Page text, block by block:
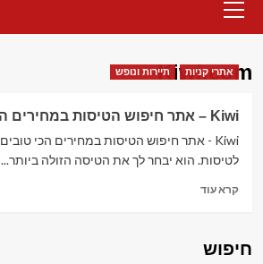
Menu
Kiwi.com
אתרי קניות תיירות ונופש
Kiwi – אתר חיפוש הטיסות במחירים הכי טובים
לטיסות. הוא יבחר לך את הטיסה הזולה ביותר...
קרא עודRead
חיפוש